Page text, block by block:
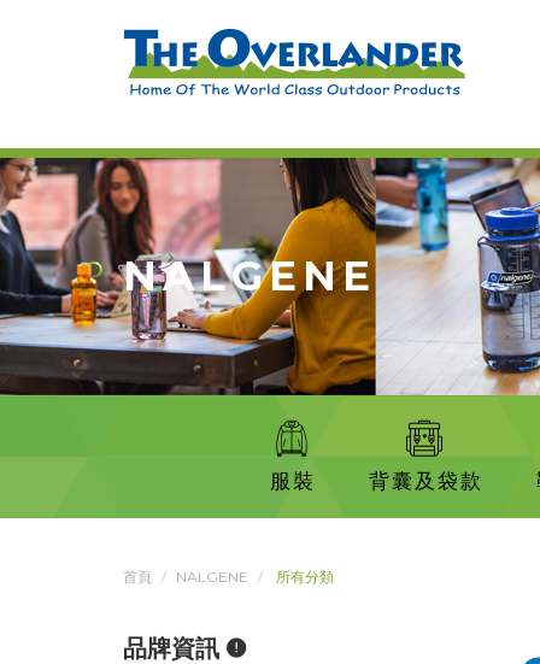
NALGENE
服裝 背囊及袋款
首頁 NALGENE 所有分類
品牌資訊